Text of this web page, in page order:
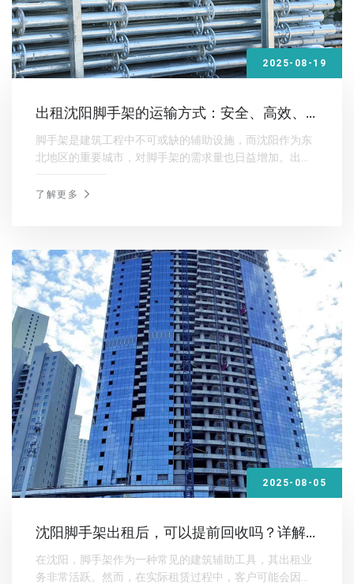
2025-08-19
出租沈阳脚手架的运输方式：安全、高效、
便捷的选择
脚手架是建筑工程中不可或缺的辅助设施，而沈阳作为东
北地区的重要城市，对脚手架的需求量也日益增加。出租
式至关重要。
了解更多
2025-08-05
沈阳脚手架出租后，可以提前回收吗？详解
租赁合同中的规定与操作流程
在沈阳，脚手架作为一种常见的建筑辅助工具，其出租业
务非常活跃。然而，在实际租赁过程中，客户可能会因为